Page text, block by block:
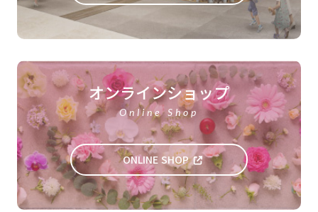
オンラインショップ
Online Shop
ONLINE SHOP